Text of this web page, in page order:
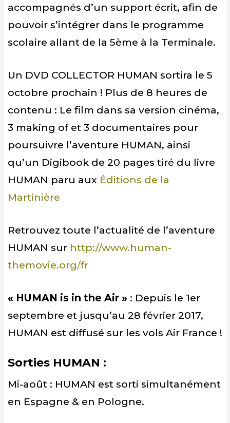
accompagnés d’un support écrit, afin de
pouvoir s’intégrer dans le programme
scolaire allant de la 5ème à la Terminale.
Un DVD COLLECTOR HUMAN sortira le 5
octobre prochain ! Plus de 8 heures de
contenu : Le film dans sa version cinéma,
3 making of et 3 documentaires pour
poursuivre l’aventure HUMAN, ainsi
qu’un Digibook de 20 pages tiré du livre
HUMAN paru aux Éditions de la
Martinière
Retrouvez toute l’actualité de l’aventure
HUMAN sur http://www.human-
themovie.org/fr
« HUMAN is in the Air » : Depuis le 1er
septembre et jusqu’au 28 février 2017,
HUMAN est diffusé sur les vols Air France !
Sorties HUMAN :
Mi-août : HUMAN est sorti simultanément
en Espagne & en Pologne.